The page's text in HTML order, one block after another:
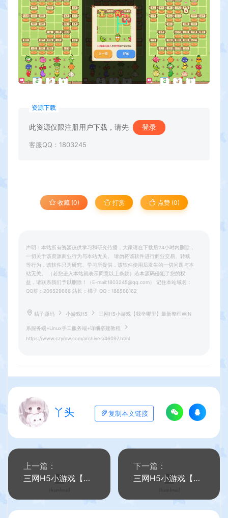
资源下载
此资源仅限注册用户下载，请先 登录
客服QQ：1803245
收藏 (0) 打赏 点赞 (0)
声明：本站所有资源仅供学习和研究传播，大家请在下载后24小时内删除，
一切关于该资源商业行为与本站无关。 请勿将该软件进行商业交易、转载
等行为，该软件只为研究、学习所提供，该软件使用后发生的一切问题与本
站无关。 （若您进入本站就表示同意以上条款）若本源码侵犯了您的权
益，请联系我们予以删除！（E-mail:1803245@qq.com） 记住本站域名：
QQ群：206529666 站长：橘子 QQ：188588162
桔子源码 小游戏H5 三网H5小游戏【我坐哪里】最新整理WIN
系服务端+Linux手工服务端+详细搭建教程
https://www.czymw.com/archives/46097.html
丫头 复制本文链接
上一篇：
三网H5小游戏【破烂之王】最新整理WIN系服务端+Linux手工服务端+详细搭建教程
下一篇：
三网H5小游戏【鼹鼠联萌】最新整理WIN系服务端+Linux手工服务端+详细搭建教程